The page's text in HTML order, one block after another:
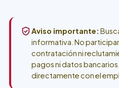
Aviso importante:
informativa. No
contratación ni
pagos ni datos
directamente con el